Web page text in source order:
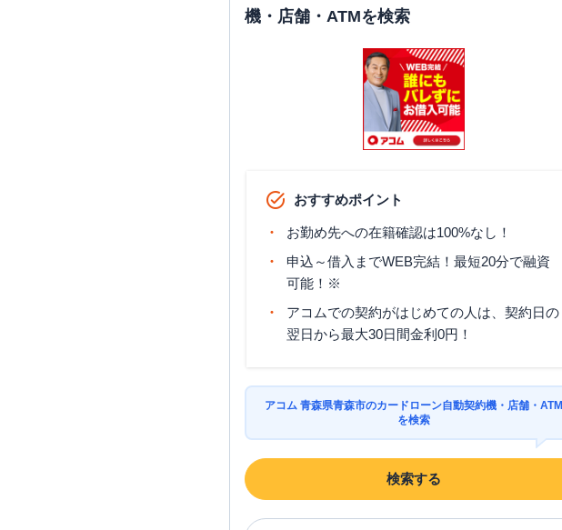
機・店舗・ATMを検索
おすすめポイント
お勤め先への在籍確認は100%なし！
申込～借入までWEB完結！最短20分で融資
可能！※
アコムでの契約がはじめての人は、契約日の
翌日から最大30日間金利0円！
アコム 青森県青森市のカードローン自動契約機・店舗・ATM
を検索
検索する